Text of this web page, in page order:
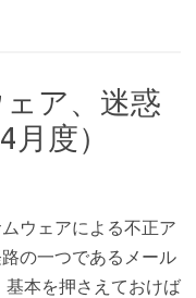
ア、迷惑
度）
ウェアによる不正ア
の一つであるメール
本を押さえておけば